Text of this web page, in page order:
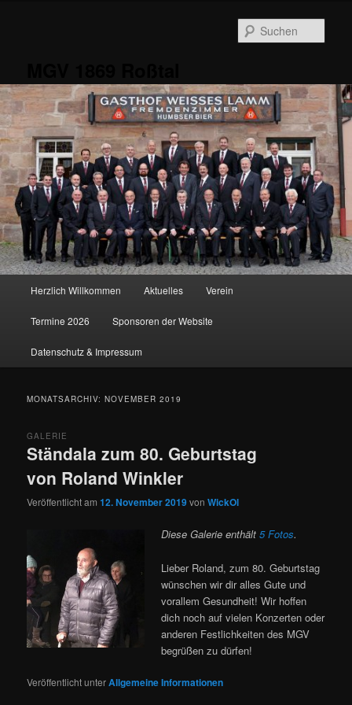
Herzlich Willkommen Aktuelles Verein
Termine 2026 Sponsoren der Website
Datenschutz & Impressum
MONATSARCHIV:NOVEMBER 2019
Ständala zum 80. Geburtstag
von Roland Winkler
GALERIE
Veröffentlicht am12. November 2019vonWickOl
Diese Galerie enthält5 Fotos.
Lieber Roland, zum 80. Geburtstag
wünschen wir dir alles Gute und
vorallem Gesundheit! Wir hoffen
dich noch auf vielen Konzerten oder
anderen Festlichkeiten des MGV
begrüßen zu dürfen!
Veröffentlicht unterAllgemeine Informationen